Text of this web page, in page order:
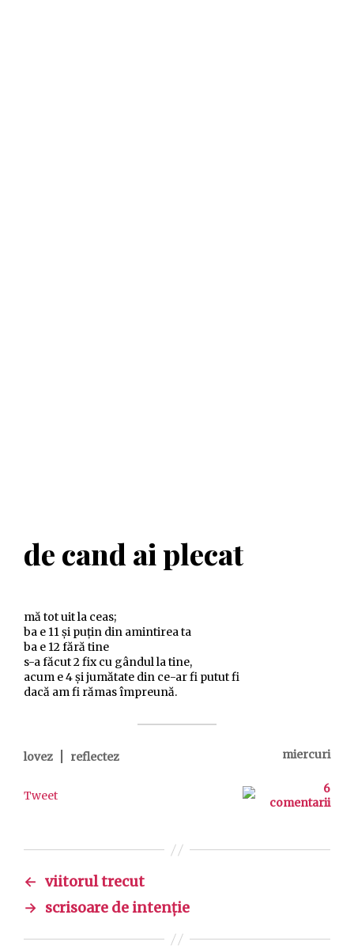
de cand ai plecat
mă tot uit la ceas;
ba e 11 şi puţin din amintirea ta
ba e 12 fără tine
s-a făcut 2 fix cu gândul la tine,
acum e 4 şi jumătate din ce-ar fi putut fi
dacă am fi rămas împreună.
lovez reflectez miercuri
Tweet
6
comentarii
← viitorul trecut
→ scrisoare de intenție